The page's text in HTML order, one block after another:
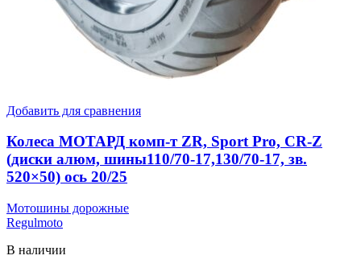
Добавить для сравнения
Колеса МОТАРД комп-т ZR, Sport Pro, CR-Z
(диски алюм, шины110/70-17,130/70-17, зв.
520×50) ось 20/25
Мотошины дорожные
Regulmoto
В наличии